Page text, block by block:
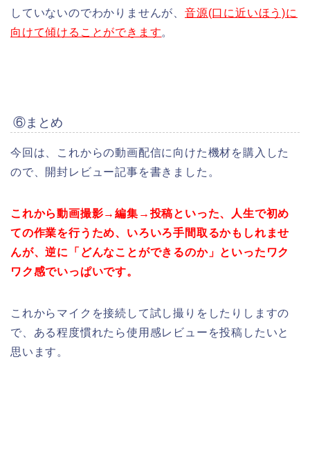
していないのでわかりませんが、音源(口に近いほう)に
向けて傾けることができます。
⑥まとめ
今回は、これからの動画配信に向けた機材を購入した
ので、開封レビュー記事を書きました。
これから動画撮影→編集→投稿といった、人生で初め
ての作業を行うため、いろいろ手間取るかもしれませ
んが、逆に「どんなことができるのか」といったワク
ワク感でいっぱいです。
これからマイクを接続して試し撮りをしたりしますの
で、ある程度慣れたら使用感レビューを投稿したいと
思います。